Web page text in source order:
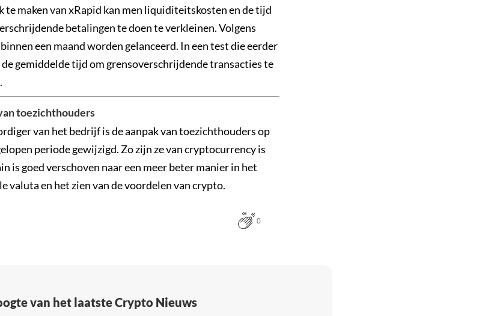
te maken van xRapid kan men liquiditeitskosten en de tijd
betalingen te doen te verkleinen. Volgens
een maand worden gelanceerd. In een test die eerder
gemiddelde tijd om grensoverschrijdende transacties te
toezichthouders
van het bedrijf is de aanpak van toezichthouders op
periode gewijzigd. Zo zijn ze van cryptocurrency is
is goed verschoven naar een meer beter manier in het
valuta en het zien van de voordelen van crypto.
0
van het laatste Crypto Nieuws